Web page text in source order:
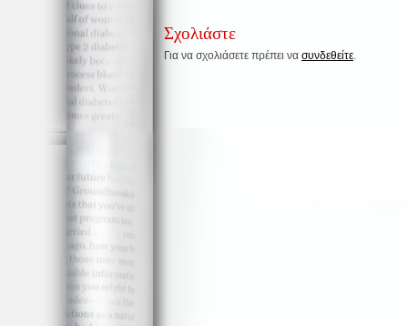
Σχολιάστε
Για να σχολιάσετε πρέπει να συνδεθείτε.